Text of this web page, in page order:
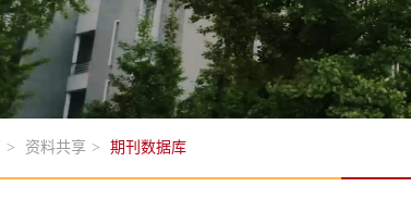
> 资料共享 > 期刊数据库